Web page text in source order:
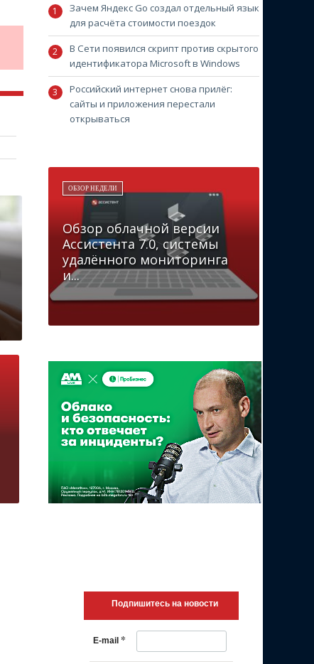
Зачем Яндекс Go создал отдельный язык
для расчёта стоимости поездок
В Сети появился скрипт против скрытого
идентификатора Microsoft в Windows
Российский интернет снова прилёг:
сайты и приложения перестали
открываться
ОБЗОР НЕДЕЛИ
Обзор облачной версии
Ассистента 7.0, системы
удалённого мониторинга
и...
Подпишитесь на новости
E-mail *